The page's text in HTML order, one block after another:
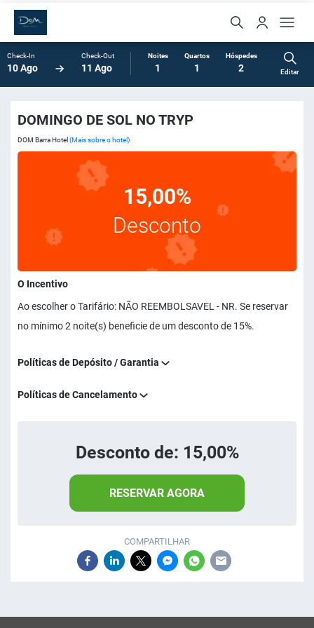
Check-In
10 Ago
Check-Out
11 Ago
Noites
1
Quartos
1
Hóspedes
2 Editar
DOMINGO DE SOL NO TRYP
DOM Barra Hotel (Mais sobre o hotel)
15,00%
Desconto
O Incentivo
Ao escolher o Tarifário: NÃO REEMBOLSAVEL - NR. Se reservar
no mínimo 2 noite(s) beneficie de um desconto de 15%.
Políticas de Depósito / Garantia
Políticas de Cancelamento
Desconto de: 15,00%
RESERVAR AGORA
COMPARTILHAR